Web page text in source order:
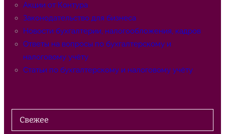
Акции от Контура
Законодательство для бизнеса
Новости бухгалтерии, налогообложения, кадров
Ответы на вопросы по бухгалтерскому и
налоговому учёту
Статьи по бухгалтерскому и налоговому учёту
Свежее